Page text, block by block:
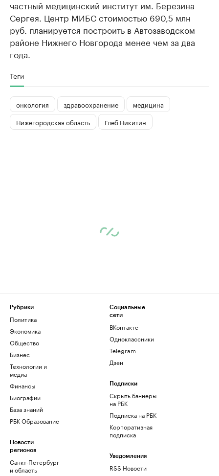
частный медицинский институт им. Березина
Сергея. Центр МИБС стоимостью 690,5 млн
руб. планируется построить в Автозаводском
районе Нижнего Новгорода менее чем за два
года.
Теги
онкология здравоохранение
медицина
Нижегородская область
Глеб Никитин
Рубрики
Политика
Экономика
Общество
Бизнес
Технологии и
медиа
Финансы
Биографии
База знаний
РБК Образование
Новости
регионов
Санкт-Петербург
и область
Социальные
сети
ВКонтакте
Одноклассники
Telegram
Дзен
Подписки
Скрыть баннеры
на РБК
Подписка на РБК
Корпоративная
подписка
Уведомления
RSS Новости